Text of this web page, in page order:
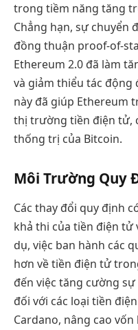
trong tiềm năng tăng
Chẳng hạn, sự chuyển
đồng thuận proof-of-
Ethereum 2.0 đã làm
và giảm thiểu tác động
này đã giúp Ethereum
thị trường tiền điện tử,
thống trị của Bitcoin.
Môi Trường Quy
Các thay đổi quy định
khả thi của tiền điện tử
dụ, việc ban hành các
hơn về tiền điện tử
đến việc tăng cường
đối với các loại tiền
Cardano, nâng cao